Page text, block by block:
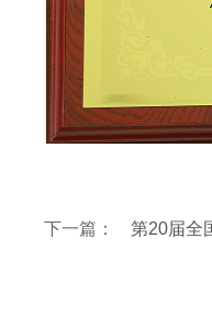
下一篇： 第20届全